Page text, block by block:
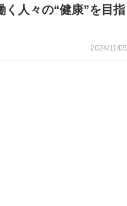
く人々の“健康”を目指
2024/11/05